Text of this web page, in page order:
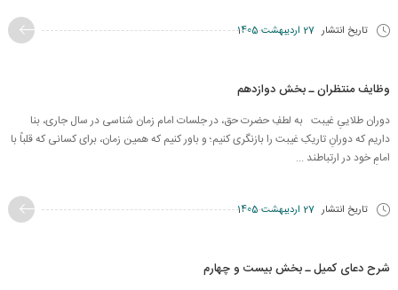
تاریخ انتشار 27 اردیبهشت 1405
وظایف منتظران ـ بخش دوازدهم
دوران طلاییِ غیبت به لطفِ حضرت حق، در جلسات امام زمان شناسی در سال جاری، بنا
داریم که دورانِ تاریکِ غیبت را بازنگری کنیم؛ و باور کنیم که همین زمان، برای کسانی که قلباً با
امامِ خود در ارتباطند ...
تاریخ انتشار 27 اردیبهشت 1405
شرح دعای کمیل ـ بخش بیست و چهارم